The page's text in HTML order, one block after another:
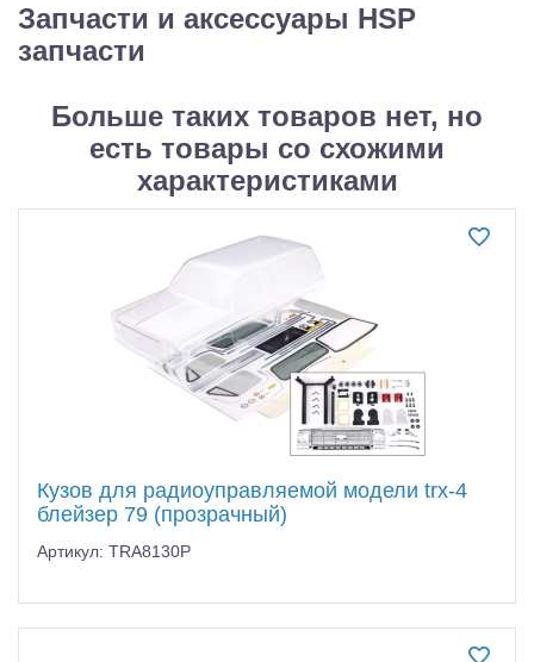
Запчасти и аксессуары
Самолеты
Аппаратура и электроника
Аккумуляторы и батарейки
Зарядные устройства и блоки питания
Двигатели
Технические жидкости
Инструмент,измерительные приборы,расходники
Запчасти и аксессуары HSP
запчасти
Больше таких товаров нет, но
есть товары со схожими
характеристиками
Кузов для радиоуправляемой модели trx-4
блейзер 79 (прозрачный)
Артикул: TRA8130P